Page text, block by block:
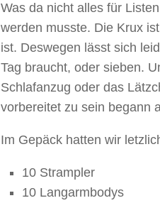
Was da nicht alles für
werden musste. Die Krux
ist. Deswegen lässt sich
Tag braucht, oder sieben.
Schlafanzug oder das
vorbereitet zu sein begann
Im Gepäck hatten wir
10 Strampler
10 Langarmbodys